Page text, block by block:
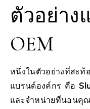
ตัวอย่าง
OEM
หนึ่งในตัวอย่างที่สะ
แบรนด์องค์กร คือ
และจำหน่ายที่นอน